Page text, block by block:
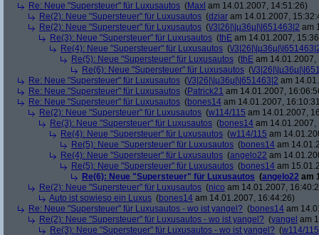
Re: Neue "Supersteuer" für Luxusautos (Maxl am 14.01.2007, 14:51:26)
Re(2): Neue "Supersteuer" für Luxusautos (dziar am 14.01.2007,
Re(2): Neue "Supersteuer" für Luxusautos (\/3|26|\|µ36µ|\|651463|2 am
Re(3): Neue "Supersteuer" für Luxusautos (thE am 14.01.2007,
Re(4): Neue "Supersteuer" für Luxusautos (\/
Re(5): Neue "Supersteuer" für Luxusautos (thE am 14.01.2007,
Re(6): Neue "Supersteuer" für Luxusautos (\/
Re: Neue "Supersteuer" für Luxusautos (\/3|26|\|µ36µ|\|651463|2 am
Re: Neue "Supersteuer" für Luxusautos (Patrick21 am 14.01.2007,
Re: Neue "Supersteuer" für Luxusautos (bones14 am 14.01.2007,
Re(2): Neue "Supersteuer" für Luxusautos (w114/115 am 14.01.2007,
Re(3): Neue "Supersteuer" für Luxusautos (bones14 am 14.01.2007,
Re(4): Neue "Supersteuer" für Luxusautos (w114/115 am
Re(5): Neue "Supersteuer" für Luxusautos (bones14 am
Re(4): Neue "Supersteuer" für Luxusautos (angelo22 am
Re(5): Neue "Supersteuer" für Luxusautos (bones14 am
Re(6): Neue "Supersteuer" für Luxusautos (angelo22 am
Re(2): Neue "Supersteuer" für Luxusautos (nico am 14.01.2007,
Auto ist sowieso ein Luxus (bones14 am 14.01.2007, 16:44:26)
Re: Neue "Supersteuer" für Luxusautos - wo ist yangel? (bones14 am
Re(2): Neue "Supersteuer" für Luxusautos - wo ist yangel? (yangel am
Re(3): Neue "Supersteuer" für Luxusautos - wo ist yangel? (w114/115